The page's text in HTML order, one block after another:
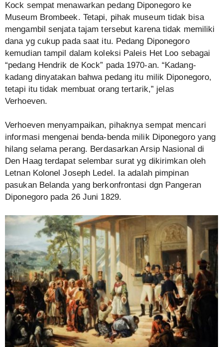
Kock sempat menawarkan pedang Diponegoro ke
Museum Brombeek. Tetapi, pihak museum tidak bisa
mengambil senjata tajam tersebut karena tidak memiliki
dana yg cukup pada saat itu. Pedang Diponegoro
kemudian tampil dalam koleksi Paleis Het Loo sebagai
“pedang Hendrik de Kock” pada 1970-an. “Kadang-
kadang dinyatakan bahwa pedang itu milik Diponegoro,
tetapi itu tidak membuat orang tertarik,” jelas
Verhoeven.
Verhoeven menyampaikan, pihaknya sempat mencari
informasi mengenai benda-benda milik Diponegoro yang
hilang selama perang. Berdasarkan Arsip Nasional di
Den Haag terdapat selembar surat yg dikirimkan oleh
Letnan Kolonel Joseph Ledel. Ia adalah pimpinan
pasukan Belanda yang berkonfrontasi dgn Pangeran
Diponegoro pada 26 Juni 1829.